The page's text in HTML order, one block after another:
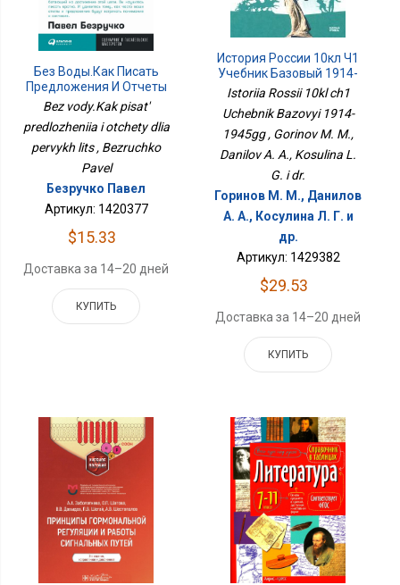
Без Воды.Как Писать
Предложения И Отчеты
Для Первых Лиц
Bez vody.Kak pisat'
predlozheniia i otchety dlia
pervykh lits , Bezruchko
Pavel
Безручко Павел
Артикул: 1420377
$15.33
Доставка за 14–20 дней
КУПИТЬ
История России 10кл Ч1
Учебник Базовый 1914-
1945гг
Istoriia Rossii 10kl ch1
Uchebnik Bazovyi 1914-
1945gg , Gorinov M. M.,
Danilov A. A., Kosulina L.
G. i dr.
Горинов М. М., Данилов
А. А., Косулина Л. Г. и
др.
Артикул: 1429382
$29.53
Доставка за 14–20 дней
КУПИТЬ